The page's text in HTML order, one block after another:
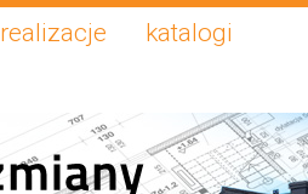
realizacje
katalogi